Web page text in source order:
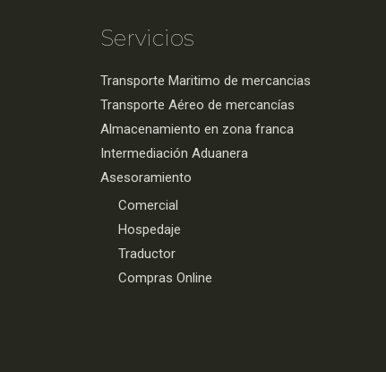
Servicios
Transporte Maritimo de mercancias
Transporte Aéreo de mercancías
Almacenamiento en zona franca
Intermediación Aduanera
Asesoramiento
Comercial
Hospedaje
Traductor
Compras Online